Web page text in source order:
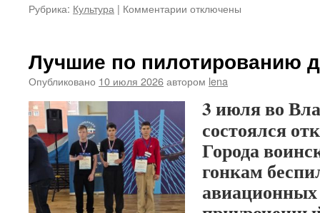
Рубрика: Культура | Комментарии к
Лилии
Казмирчук
отключены
Лучшие по пилотированию
Опубликовано 10 июля 2026автором lena
3 июля во
состоялся
Города
гонкам
авиационных